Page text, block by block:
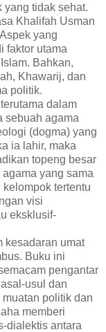
yang tidak sehat.
Khalifah Usman
yang
faktor utama
Bahkan,
Khawarij, dan
politik.
dalam
sebuah agama
(dogma) yang
ia lahir, maka
topeng besar
yang sama
tertentu
visi
eksklusif-
kesadaran umat
Buku ini
pengantar
usul dan
politik dan
memberi
dialektis antara